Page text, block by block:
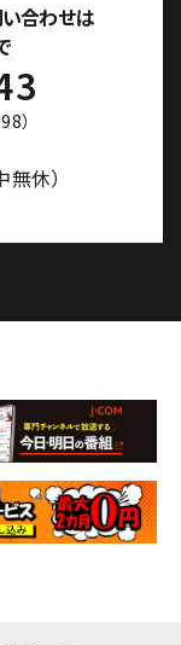
合わせは
）
休）